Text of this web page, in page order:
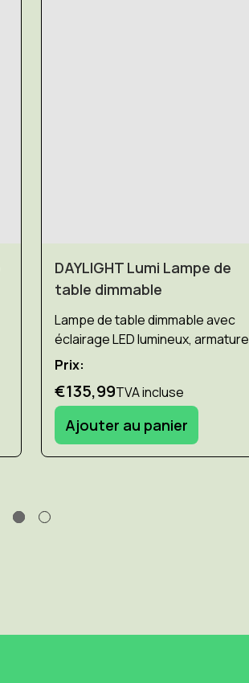
DAYLIGHT Lumi Lampe de
table dimmable
Lampe de table dimmable avec
éclairage LED lumineux, armature
en acier inoxydable mat
Prix:
€135,99TVA incluse
Ajouter au panier